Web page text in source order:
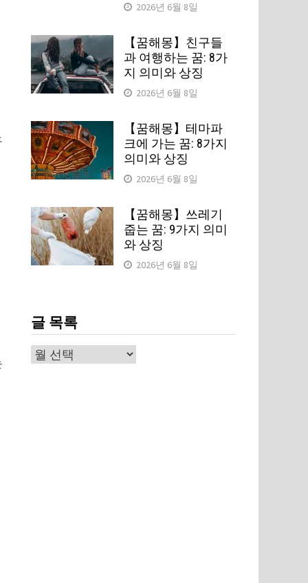
2026년 6월 8일
【꿈해몽】친구들
과 여행하는 꿈: 8가
지 의미와 상징
2026년 6월 8일
【꿈해몽】테마파
크에 가는 꿈: 8가지
의미와 상징
2026년 6월 8일
【꿈해몽】쓰레기
줍는 꿈: 9가지 의미
와 상징
2026년 6월 8일
글 목록
글